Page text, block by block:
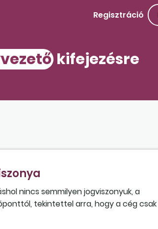
Regisztráció
kifejezésre
nincs semmilyen jogviszonyuk, a
tekintettel arra, hogy a cég csak